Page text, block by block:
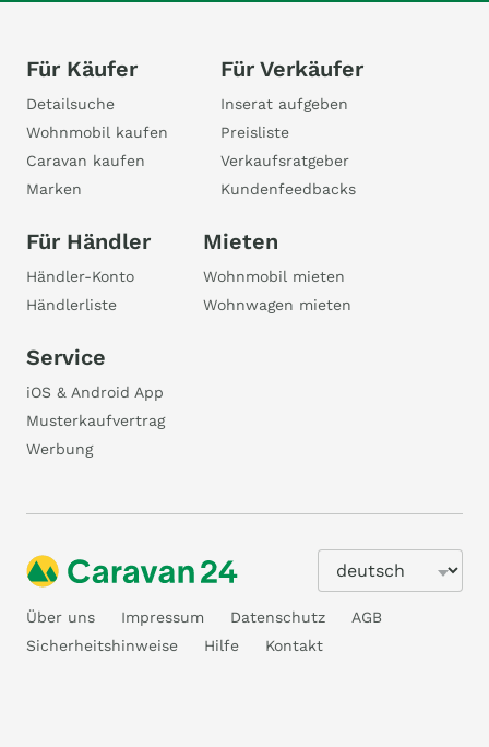
Für Käufer
Detailsuche
Wohnmobil kaufen
Caravan kaufen
Marken
Für Verkäufer
Inserat aufgeben
Preisliste
Verkaufsratgeber
Kundenfeedbacks
Für Händler
Händler-Konto
Händlerliste
Mieten
Wohnmobil mieten
Wohnwagen mieten
Service
iOS & Android App
Musterkaufvertrag
Werbung
Über uns Impressum Datenschutz
AGB
Sicherheitshinweise
Hilfe Kontakt